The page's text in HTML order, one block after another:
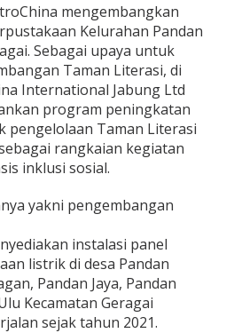
mengembangkan
Kelurahan Pandan
Sebagai upaya untuk
Taman Literasi, di
International Jabung Ltd
program peningkatan
pengelolaan Taman Literasi
rangkaian kegiatan
inklusi sosial.
yakni pengembangan
instalasi panel
listrik di desa Pandan
Pandan Jaya, Pandan
Kecamatan Geragai
sejak tahun 2021.